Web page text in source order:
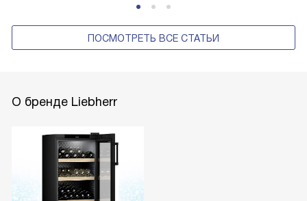
ПОСМОТРЕТЬ ВСЕ СТАТЬИ
О бренде Liebherr